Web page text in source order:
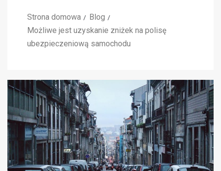
Strona domowa
Blog
Możliwe jest uzyskanie zniżek na polisę
ubezpieczeniową samochodu